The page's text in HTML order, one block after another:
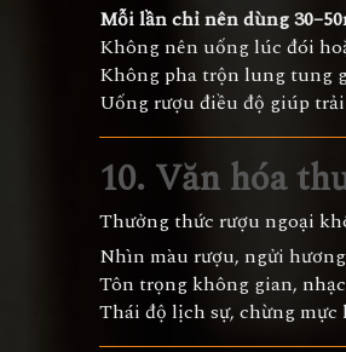
Mỗi lần chỉ nên dùng
Không nên uống lúc đói
Không pha trộn lung tung
Uống rượu điều độ giúp
10. Văn hóa
Thưởng thức rượu ngoại
Nhìn màu rượu, ngửi
Tôn trọng không gian,
Thái độ lịch sự, chừng mực